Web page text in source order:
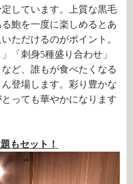
しています。上質な黒毛
鮑を一度に楽しめるとあ
ただけるのがポイント。
「刺身5種盛り合わせ」
ど、誰もが食べたくなる
登場します。彩り豊かな
っても華やかになります
もセット！